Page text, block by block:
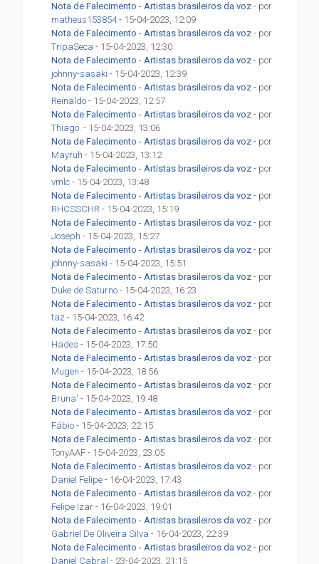
Nota de Falecimento - Artistas brasileiros da voz - por
matheus153854- 15-04-2023, 12:09
Nota de Falecimento - Artistas brasileiros da voz - por
TripaSeca - 15-04-2023, 12:30
Nota de Falecimento - Artistas brasileiros da voz - por
johnny-sasaki - 15-04-2023, 12:39
Nota de Falecimento - Artistas brasileiros da voz - por
Reinaldo - 15-04-2023, 12:57
Nota de Falecimento - Artistas brasileiros da voz - por
Thiago. - 15-04-2023, 13:06
Nota de Falecimento - Artistas brasileiros da voz - por
Mayruh - 15-04-2023, 13:12
Nota de Falecimento - Artistas brasileiros da voz - por
vmlc - 15-04-2023, 13:48
Nota de Falecimento - Artistas brasileiros da voz - por
RHCSSCHR - 15-04-2023, 15:19
Nota de Falecimento - Artistas brasileiros da voz - por
Joseph - 15-04-2023, 15:27
Nota de Falecimento - Artistas brasileiros da voz - por
johnny-sasaki - 15-04-2023, 15:51
Nota de Falecimento - Artistas brasileiros da voz - por
Duke de Saturno - 15-04-2023, 16:23
Nota de Falecimento - Artistas brasileiros da voz - por
taz - 15-04-2023, 16:42
Nota de Falecimento - Artistas brasileiros da voz - por
Hades - 15-04-2023, 17:50
Nota de Falecimento - Artistas brasileiros da voz - por
Mugen - 15-04-2023, 18:56
Nota de Falecimento - Artistas brasileiros da voz - por
Bruna' - 15-04-2023, 19:48
Nota de Falecimento - Artistas brasileiros da voz - por
Fábio - 15-04-2023, 22:15
Nota de Falecimento - Artistas brasileiros da voz - por
TonyAAF - 15-04-2023, 23:05
Nota de Falecimento - Artistas brasileiros da voz - por
Daniel Felipe - 16-04-2023, 17:43
Nota de Falecimento - Artistas brasileiros da voz - por
Felipe Izar - 16-04-2023, 19:01
Nota de Falecimento - Artistas brasileiros da voz - por
Gabriel De Oliveira Silva - 16-04-2023, 22:39
Nota de Falecimento - Artistas brasileiros da voz - por
Daniel Cabral - 23-04-2023, 21:15